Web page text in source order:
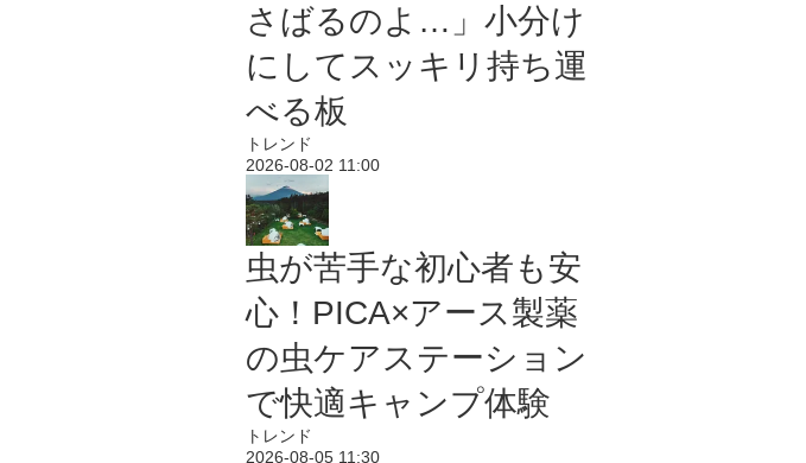
さばるのよ…」小分け
にしてスッキリ持ち運
べる板
トレンド
2026-08-02 11:00
虫が苦手な初心者も安
心！PICA×アース製薬
の虫ケアステーション
で快適キャンプ体験
トレンド
2026-08-05 11:30